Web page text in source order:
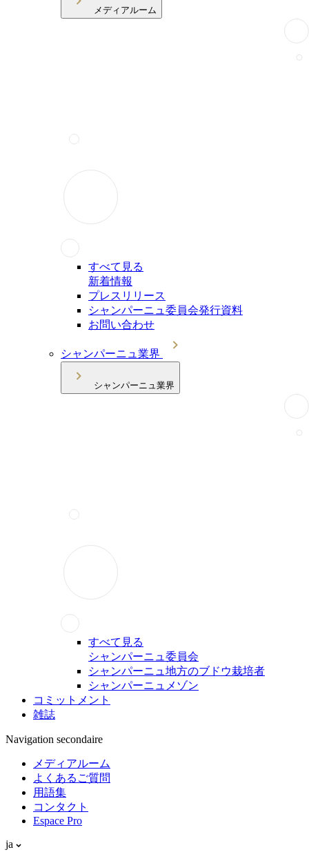
メディアルーム
すべて見る
新着情報
プレスリリース
シャンパーニュ委員会発行資料
お問い合わせ
シャンパーニュ業界
シャンパーニュ業界
すべて見る
シャンパーニュ委員会
シャンパーニュ地方のブドウ栽培者
シャンパーニュメゾン
コミットメント
雑誌
Navigation secondaire
メディアルーム
よくあるご質問
用語集
コンタクト
Espace Pro
ja